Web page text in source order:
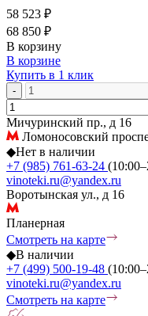
58 523 ₽
68 850 ₽
В корзину
В корзине
Купить в 1 клик
-
Мичуринский пр., д 16
Ломоносовский
◆Нет в наличии
+7 (985) 761-63-24
vinoteki.ru@yandex.ru
Воротынская ул., д 16
Планерная
Смотреть на карте
◆В наличии
+7 (499) 500-19-48
vinoteki.ru@yandex.ru
Смотреть на карте